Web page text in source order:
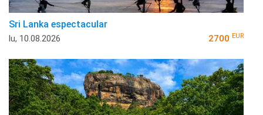
Sri Lanka espectacular
lu, 10.08.2026 2700 EUR